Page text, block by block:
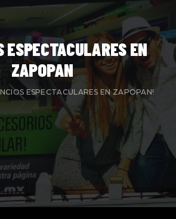
ESPECTACULARES EN
ZAPOPAN
ESPECTACULARES EN ZAPOPAN!